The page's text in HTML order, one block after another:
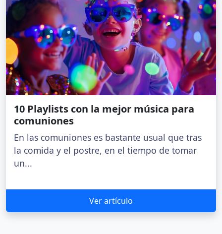
10 Playlists con la mejor música para
comuniones
En las comuniones es bastante usual que tras
la comida y el postre, en el tiempo de tomar
un...
Ver artículo